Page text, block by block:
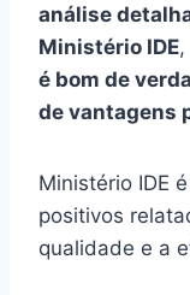
análise
Ministério IDE
é bom de
de vantagens
Ministério IDE
positivos
qualidade e a